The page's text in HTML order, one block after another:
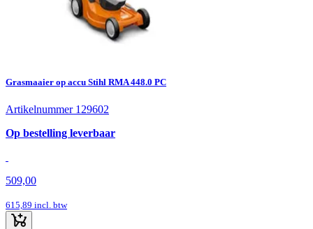
Grasmaaier op accu Stihl RMA 448.0 PC
Artikelnummer 129602
Op bestelling leverbaar
509,00
615,89 incl. btw